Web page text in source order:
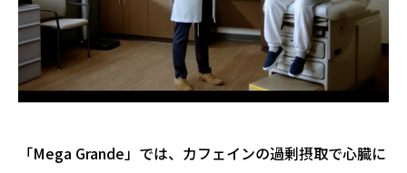
「Mega Grande」では、 カフェインの過剰摂取で心臓に